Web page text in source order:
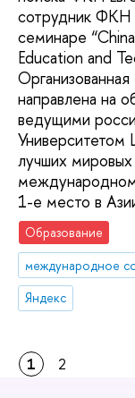
сотрудник ФКН
семинаре
Education and
направлена на
ведущими
Университетом
лучших мировых
1-е место в
Образование
международное
Яндекс
1 2